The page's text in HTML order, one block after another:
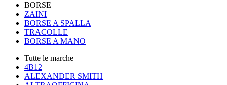
BORSE
ZAINI
BORSE A SPALLA
TRACOLLE
BORSE A MANO
Tutte le marche
4B12
ALEXANDER SMITH